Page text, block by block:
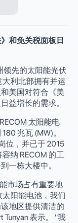
和免关税面板日
领先的太阳能光伏
大利北部拥有并运
美国对符合《美
益增长的需求。
太阳能电
兆瓦 (MW)。
位，并已于 2015
纳 RECOM 的工
一栋大楼中。
市场占有重要地
阳能电池，我们
地区提供清洁的
Tunyan 表示。 "我